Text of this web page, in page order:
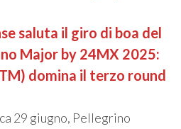
saluta il giro di boa del
Major by 24MX 2025:
domina il terzo round
29 giugno, Pellegrino